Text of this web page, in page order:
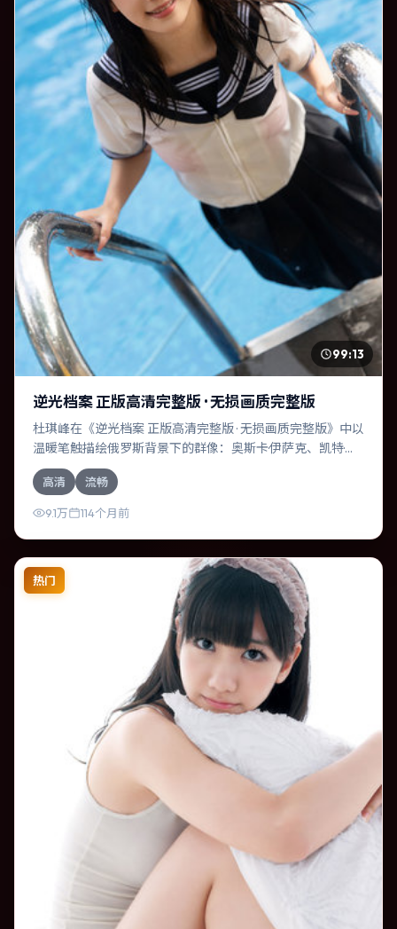
99:13
逆光档案 正版高清完整版 · 无损画质完整版
杜琪峰在《逆光档案 正版高清完整版 · 无损画质完整版》中以
温暖笔触描绘俄罗斯背景下的群像：奥斯卡·伊萨克、凯特·布
兰切特等演员层次丰富。作为一部惊悚作品，故事从日常裂
缝切入，逐步推向不可逆转的结局；视听语言统一，情感落
点克制有力。
高清 流畅
9.1万 114个月前
热门